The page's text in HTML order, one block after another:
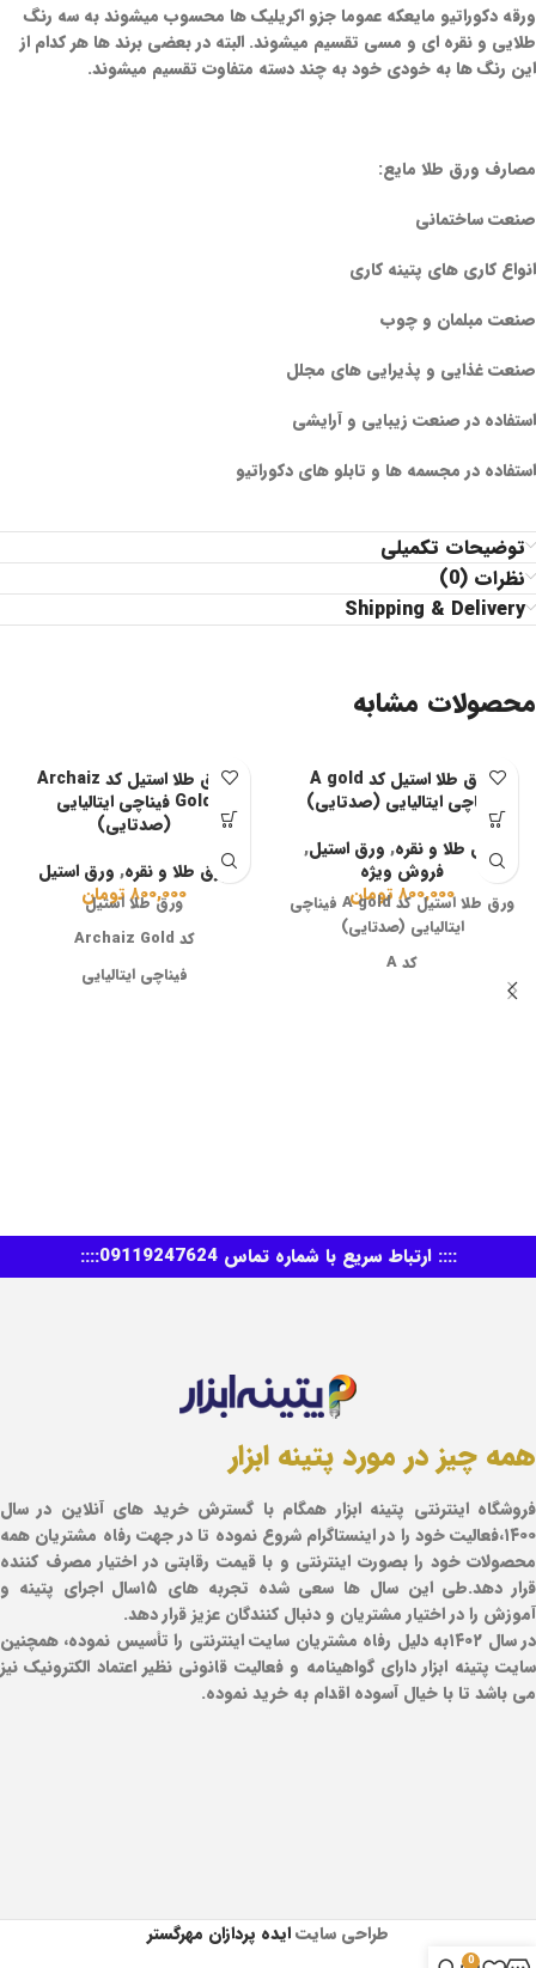
ورقه دکوراتیو مایعکه عموما جزو اکریلیک ها محسوب میشوند به سه رنگ
طلایی و نقره ای و مسی تقسیم میشوند. البته در بعضی برند ها هر کدام از
این رنگ ها به خودی خود به چند دسته متفاوت تقسیم میشوند.
مصارف ورق طلا مایع:
صنعت ساختمانی
انواع کاری های پتینه کاری
صنعت مبلمان و چوب
صنعت غذایی و پذیرایی های مجلل
استفاده در صنعت زیبایی و آرایشی
استفاده در مجسمه ها و تابلو های دکوراتیو
توضیحات تکمیلی
نظرات (0)
Shipping & Delivery
محصولات مشابه
ورق طلا استیل کد A gold
فیناچی ایتالیایی (صدتایی)
ورق طلا و نقره, ورق استیل,
فروش ویژه
۸۰۰,۰۰۰ تومان ورق طلا استیل کد A gold فیناچی
ایتالیایی (صدتایی)
کد A
ورق طلا استیل کد Archaiz
Gold فیناچی ایتالیایی
(صدتایی)
ورق طلا و نقره, ورق استیل
۸۰۰,۰۰۰ تومان
ورق طلا استیل
کد Archaiz Gold
فیناچی ایتالیایی
:::: ارتباط سریع با شماره تماس 09119247624::::
همه چیز در مورد پتینه ابزار
فروشگاه اینترنتی پتینه ابزار همگام با گسترش خرید های آنلاین در سال
۱۴۰۰،فعالیت خود را در اینستاگرام شروع نموده تا در جهت رفاه مشتریان همه
محصولات خود را بصورت اینترنتی و با قیمت رقابتی در اختیار مصرف کننده
قرار دهد.طی این سال ها سعی شده تجربه های ۱۵سال اجرای پتینه و
آموزش را در اختیار مشتریان و دنبال کنندگان عزیز قرار دهد.
در سال ۱۴۰۲به دلیل رفاه مشتریان سایت اینترنتی را تأسیس نموده، همچنین
سایت پتینه ابزار دارای گواهینامه و فعالیت قانونی نظیر اعتماد الکترونیک نیز
می باشد تا با خیال آسوده اقدام به خرید نموده.
طراحی سایتایده پردازان مهرگستر
0